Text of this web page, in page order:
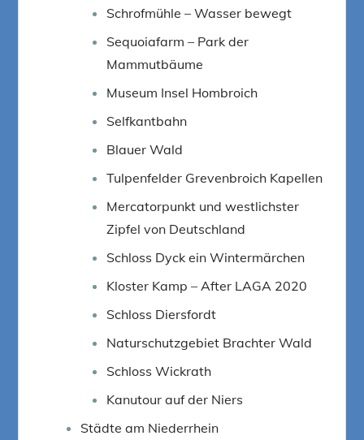
Schrofmühle – Wasser bewegt
Sequoiafarm – Park der
Mammutbäume
Museum Insel Hombroich
Selfkantbahn
Blauer Wald
Tulpenfelder Grevenbroich Kapellen
Mercatorpunkt und westlichster
Zipfel von Deutschland
Schloss Dyck ein Wintermärchen
Kloster Kamp – After LAGA 2020
Schloss Diersfordt
Naturschutzgebiet Brachter Wald
Schloss Wickrath
Kanutour auf der Niers
Städte am Niederrhein